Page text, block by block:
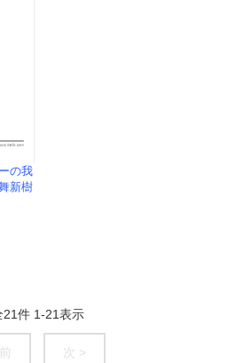
の我
新樹
21件 1-21表示
次 >